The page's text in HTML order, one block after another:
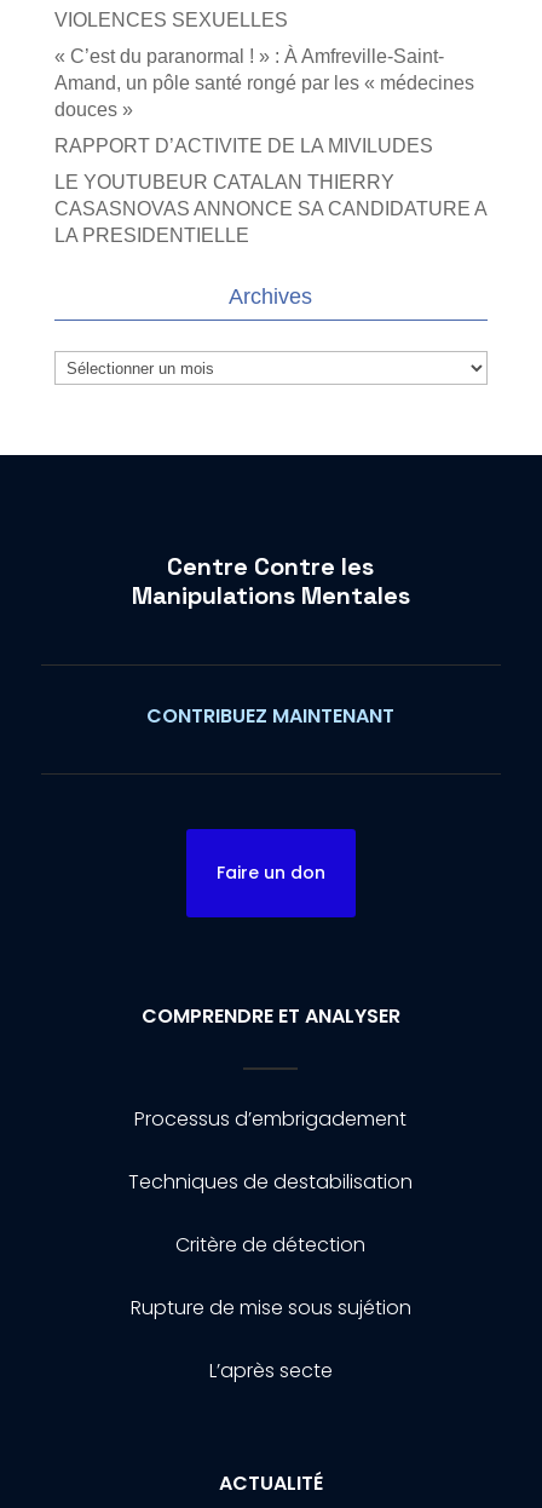
VIOLENCES SEXUELLES
« C’est du paranormal ! » : À Amfreville-Saint-
Amand, un pôle santé rongé par les « médecines
douces »
RAPPORT D’ACTIVITE DE LA MIVILUDES
LE YOUTUBEUR CATALAN THIERRY
CASASNOVAS ANNONCE SA CANDIDATURE A
LA PRESIDENTIELLE
Archives
Archives
Centre Contre les
Manipulations Mentales
CONTRIBUEZ MAINTENANT
Faire un don
COMPRENDRE ET ANALYSER
Processus d’embrigadement
Techniques de destabilisation
Critère de détection
Rupture de mise sous sujétion
L’après secte
ACTUALITÉ